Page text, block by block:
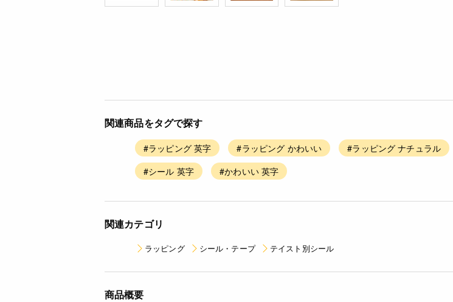
関連商品をタグで探す
#ラッピング 英字 #ラッピング かわいい #ラッピング ナチュラル
#シール 英字
#かわいい 英字
関連カテゴリ
ラッピング シール・テープ テイスト別シール
商品概要